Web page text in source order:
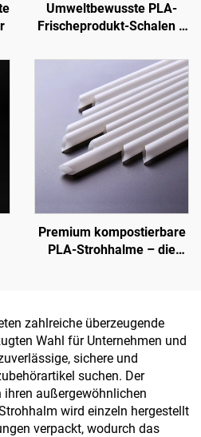
Umweltbewusste PLA-
Frischeprodukt-Schalen –
verkaufen und lagern
Premium kompostierbare
PLA-Strohhalme – die
zahlreiche überzeugende
Wahl für Unternehmen und
sichere und
suchen. Der
außergewöhnlichen
wird einzeln hergestellt
verpackt, wodurch das